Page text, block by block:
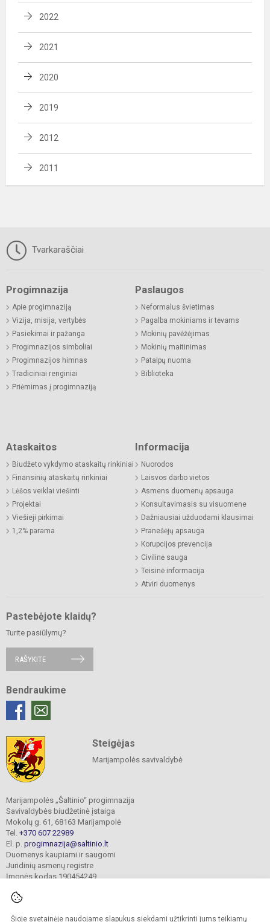
Šioje svetainėje naudojame slapukus siekdami užtikrinti jums teikiamų
2022
2021
2020
2019
2012
2011
Tvarkaraščiai
Progimnazija
Apie progimnaziją
Vizija, misija, vertybės
Pasiekimai ir pažanga
Progimnazijos simboliai
Progimnazijos himnas
Tradiciniai renginiai
Priėmimas į progimnaziją
Paslaugos
Neformalus švietimas
Pagalba mokiniams ir tėvams
Mokinių pavėžėjimas
Mokinių maitinimas
Patalpų nuoma
Biblioteka
Ataskaitos
Biudžeto vykdymo ataskaitų rinkiniai
Finansinių ataskaitų rinkiniai
Lėšos veiklai viešinti
Projektai
Viešieji pirkimai
1,2% parama
Informacija
Nuorodos
Laisvos darbo vietos
Asmens duomenų apsauga
Konsultavimasis su visuomene
Dažniausiai užduodami klausimai
Pranešėjų apsauga
Korupcijos prevencija
Civilinė sauga
Teisinė informacija
Atviri duomenys
Pastebėjote klaidų?
Turite pasiūlymų?
RAŠYKITE
Bendraukime
Steigėjas
Marijampolės savivaldybė
Marijampolės „Šaltinio“ progimnazija
Savivaldybės biudžetinė įstaiga
Mokolų g. 61, 68163 Marijampolė
Tel. +370 607 22989
El. p. progimnazija@saltinio.lt
Duomenys kaupiami ir saugomi
Juridinių asmenų registre
Įmonės kodas 190454249
© 2024. Marijampolės „Šaltinio“ progimnazija. Visos teisės saugomos.